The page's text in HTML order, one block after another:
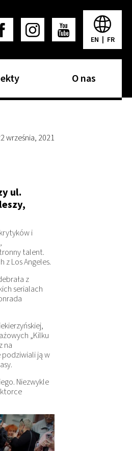
EN FR
O nas
września, 2021
ul.
i
talent.
Los Angeles.
z
serialach
„Kilku
na
ją w
Niezwykle